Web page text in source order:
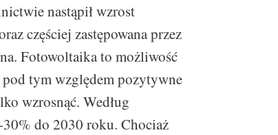
nastąpił wzrost
częściej zastępowana przez
Fotowoltaika to możliwość
tym względem pozytywne
wzrosnąć. Według
30% do 2030 roku. Chociaż